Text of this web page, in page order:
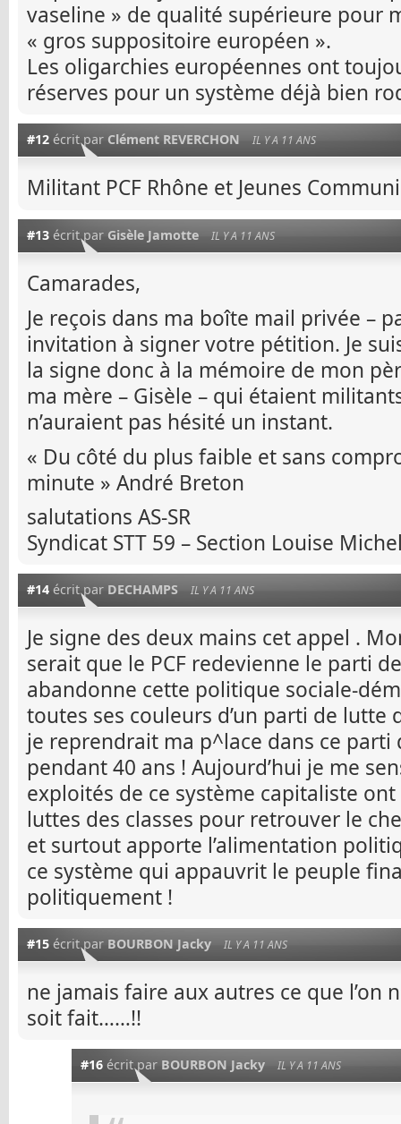
vaseline » de qualité supérieure pour
« gros suppositoire européen ».
Les oligarchies européennes ont
réserves pour un système déjà bien
#12 écrit par Clément REVERCHON IL Y A 11 ANS
Militant PCF Rhône et Jeunes
#13 écrit par Gisèle Jamotte IL Y A 11 ANS
Camarades,
Je reçois dans ma boîte mail privée –
invitation à signer votre pétition. Je
la signe donc à la mémoire de mon
ma mère – Gisèle – qui étaient
n’auraient pas hésité un instant.
« Du côté du plus faible et sans
minute » André Breton
salutations AS-SR
Syndicat STT 59 – Section Louise
#14 écrit par DECHAMPS IL Y A 11 ANS
Je signe des deux mains cet appel .
serait que le PCF redevienne le parti
abandonne cette politique sociale-
toutes ses couleurs d’un parti de lutte
je reprendrait ma p^lace dans ce
pendant 40 ans ! Aujourd’hui je me
exploités de ce système capitaliste
luttes des classes pour retrouver le
et surtout apporte l’alimentation
ce système qui appauvrit le peuple
politiquement !
#15 écrit par BOURBON Jacky IL Y A 11 ANS
ne jamais faire aux autres ce que l’on
soit fait……!!
#16 écrit par BOURBON Jacky IL Y A 11 ANS